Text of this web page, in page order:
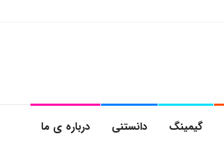
گیمینگ دانستنی درباره ی ما